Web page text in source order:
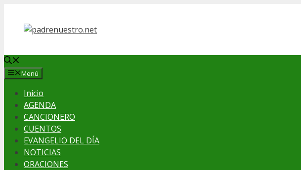
contenido
Menú
Inicio
AGENDA
CANCIONERO
CUENTOS
EVANGELIO DEL DÍA
NOTICIAS
ORACIONES